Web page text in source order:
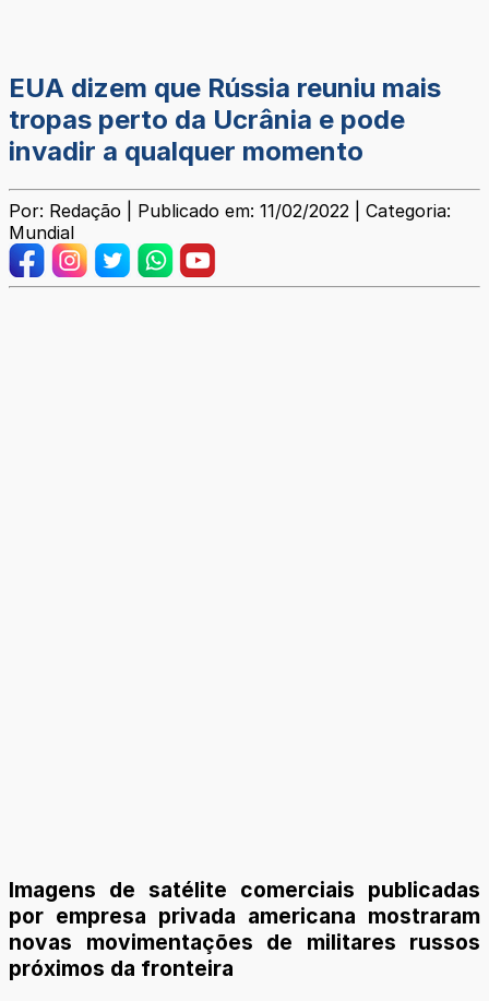
EUA dizem que Rússia reuniu mais
tropas perto da Ucrânia e pode
invadir a qualquer momento
Por: Redação | Publicado em: 11/02/2022 | Categoria:
Mundial
Imagens de satélite comerciais publicadas
por empresa privada americana mostraram
novas movimentações de militares russos
próximos da fronteira